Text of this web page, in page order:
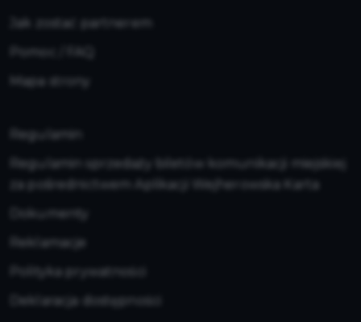
Jak zostać partnerem
Mapa strony
Regulamin
Regulamin sprzedaży biletów komunikacji miejskiej
za pośrednictwem Aplikacji Wejherowska Karta
Dokumenty
Reklamacje
Polityka prywatności
Deklaracja dostępności